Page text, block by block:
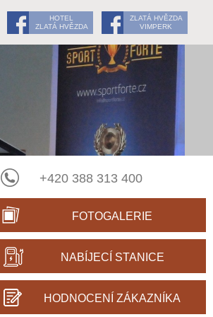
HOTEL
ZLATÁ HVĚZDA
ZLATÁ HVĚZDA
VIMPERK
+420 388 313 400
FOTOGALERIE
NABÍJECÍ STANICE
HODNOCENÍ ZÁKAZNÍKA